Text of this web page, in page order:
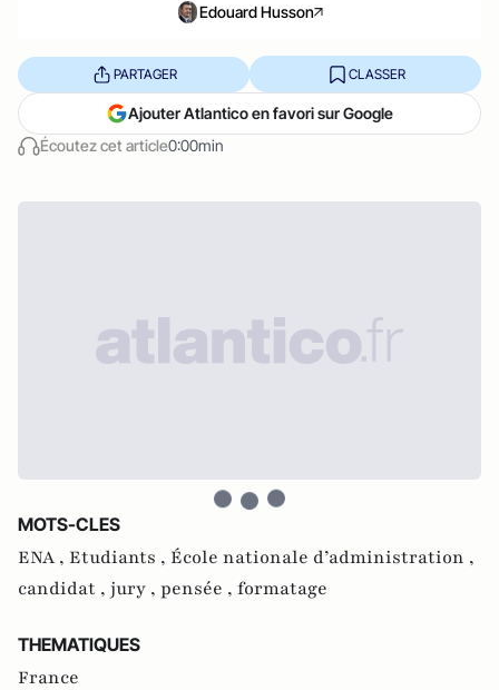
Edouard Husson
Écoutez cet article0:00min
PARTAGER CLASSER
Ajouter Atlantico en favori sur Google
MOTS-CLES
ENA , Etudiants , École nationale d’administration ,
candidat , jury , pensée , formatage
THEMATIQUES
France